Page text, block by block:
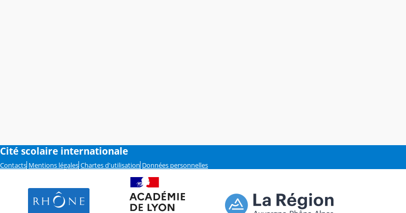
Cité scolaire internationale
Contacts Mentions légales Chartes d'utilisation Données personnelles